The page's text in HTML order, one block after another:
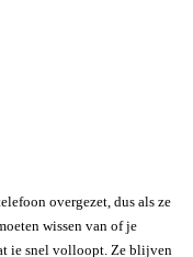
overgezet, dus als ze
wissen van of je
ie snel volloopt. Ze blijven